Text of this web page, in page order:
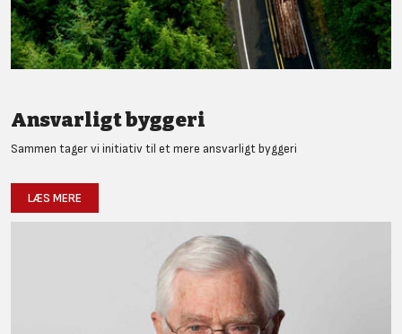
Ansvarligt byggeri
Sammen tager vi initiativ til et mere ansvarligt byggeri
LÆS MERE